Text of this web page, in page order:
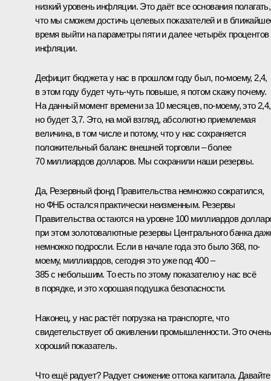
низкий уровень инфляции. Это даёт все основания полагать,
что мы сможем достичь целевых показателей и в
время выйти на параметры пяти и далее четырёх процентов
инфляции.
Дефицит бюджета у нас в прошлом году был, по-моему, 2,4,
в этом году будет чуть-чуть повыше, я потом скажу почему.
На данный момент времени за 10 месяцев, по-моему, это 2,4,
но будет 3,7. Это, на мой взгляд, абсолютно приемлемая
величина, в том числе и потому, что у нас сохраняется
положительный баланс внешней торговли – более
70 миллиардов долларов. Мы сохранили наши резервы.
Да, Резервный фонд Правительства немножко сократился,
но ФНБ остался практически неизменным. Резервы
Правительства остаются на уровне 100 миллиардов
при этом золотовалютные резервы Центрального банка
немножко подросли. Если в начале года это было 368, по-
моему, миллиардов, сегодня это уже под 400 –
385 с небольшим. То есть по этому показателю у нас всё
в порядке, и это хорошая подушка безопасности.
Наконец, у нас растёт погрузка на транспорте, что
свидетельствует об оживлении промышленности. Это очень
хороший показатель.
Что ещё радует? Радует снижение оттока капитала. Давайте